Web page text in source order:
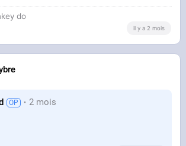
do
il y a 2 mois
2 mois